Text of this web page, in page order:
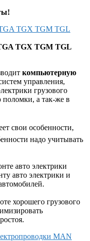
TGX TGM TGL
компьютерную
управления,
грузового
поломки, а так-же в
свои особенности,
надо учитывать
авто электрики
авто электрики и
хорошего грузового